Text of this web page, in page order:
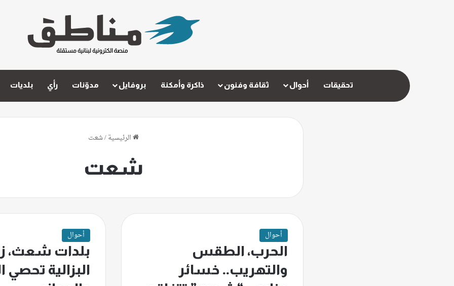
تحقيقات أحوال ثقافة وفنون ذاكرة وأمكنة بروفايل مدوّنات رأي بلديات
الرئيسية/شعت
شعت
أحوال
الحرب، الطقس
والتهريب.. خسائر
أحوال
بلدات شعث،
البزالية تحصي